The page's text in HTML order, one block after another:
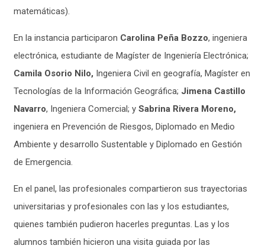
matemáticas).
En la instancia participaron Carolina Peña Bozzo, ingeniera
electrónica, estudiante de Magíster de Ingeniería Electrónica;
Camila Osorio Nilo, Ingeniera Civil en geografía, Magíster en
Tecnologías de la Información Geográfica; Jimena Castillo
Navarro, Ingeniera Comercial; y Sabrina Rivera Moreno,
ingeniera en Prevención de Riesgos, Diplomado en Medio
Ambiente y desarrollo Sustentable y Diplomado en Gestión
de Emergencia.
En el panel, las profesionales compartieron sus trayectorias
universitarias y profesionales con las y los estudiantes,
quienes también pudieron hacerles preguntas. Las y los
alumnos también hicieron una visita guiada por las